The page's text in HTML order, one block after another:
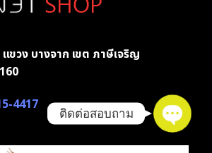
ขวง บางจาก เขต ภาษีเจริญ
4417
ติดต่อสอบถาม